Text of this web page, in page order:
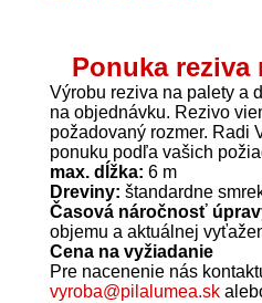
Ponuka reziva
Výrobu reziva na palety a
na objednávku. Rezivo
požadovaný rozmer. Radi
ponuku podľa vašich
max. dĺžka: 6 m
Dreviny: štandardne
Časová náročnosť
objemu a aktuálnej
Cena na vyžiadanie
Pre nacenenie nás
vyroba@pilalumea.sk